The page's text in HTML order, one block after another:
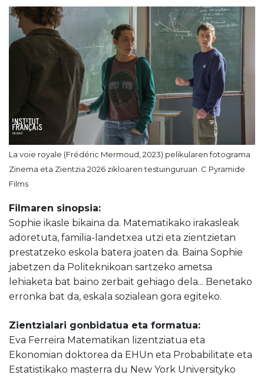
La voie royale (Frédéric Mermoud, 2023) pelikularen fotograma
Zinema eta Zientzia 2026 zikloaren testuinguruan. C Pyramide
Films
Filmaren sinopsia:
Sophie ikasle bikaina da. Matematikako irakasleak
adoretuta, familia-landetxea utzi eta zientzietan
prestatzeko eskola batera joaten da. Baina Sophie
jabetzen da Politeknikoan sartzeko ametsa
lehiaketa bat baino zerbait gehiago dela... Benetako
erronka bat da, eskala sozialean gora egiteko.
Zientzialari gonbidatua eta formatua:
Eva Ferreira Matematikan lizentziatua eta
Ekonomian doktorea da EHUn eta Probabilitate eta
Estatistikako masterra du New York Universityko